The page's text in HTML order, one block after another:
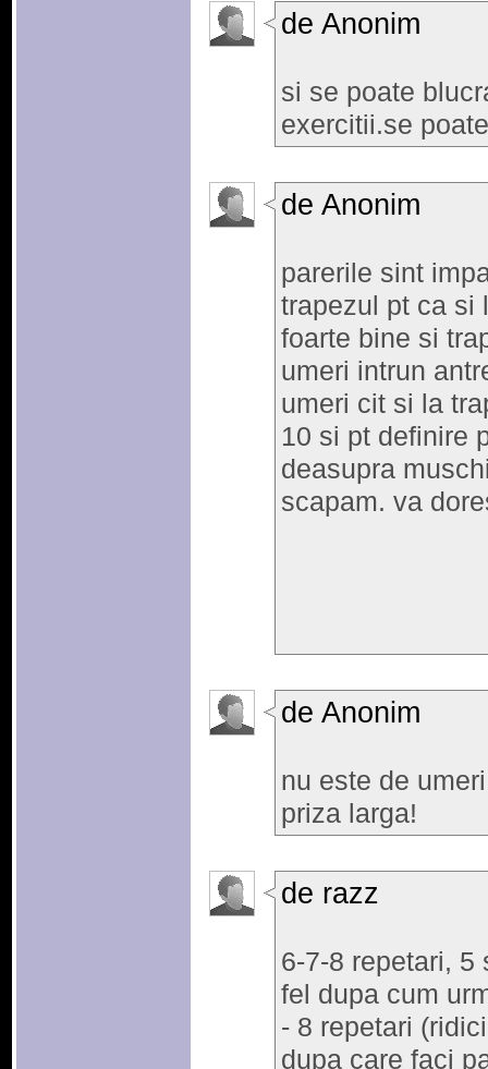
de Anonim
si se poate
exercitii.se
de Anonim
parerile sint
trapezul pt ca si
foarte bine si
umeri intrun
umeri cit si la
10 si pt definire
deasupra
scapam. va
de Anonim
nu este de
priza larga!
de razz
6-7-8 repetari, 5
fel dupa cum
- 8 repetari
dupa care faci